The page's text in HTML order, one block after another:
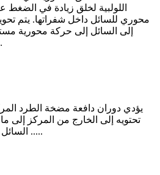
اللولبية لخلق زيادة في
محوري للسائل داخل شفراتها. يتم
إلى السائل إلى حركة محورية
يؤدي دوران دافعة مضخة الطرد
تحتويه إلى الخارج من المركز إلى
السائل الدوار بتأثير الطرد المركزي .....